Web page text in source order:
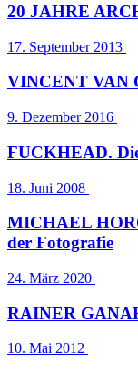
20 JAHRE
17. September 2013
VINCENT VAN
9. Dezember 2016
FUCKHEAD.
18. Juni 2008
MICHAEL
der Fotografie
24. März 2020
RAINER
10. Mai 2012